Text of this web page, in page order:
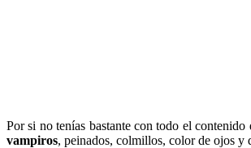
Por si no tenías bastante con todo el
vampiros, peinados, colmillos, color de ojos y